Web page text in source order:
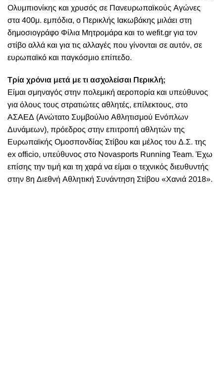
Ολυμπιονίκης και χρυσός σε Πανευρωπαϊκούς Αγώνες
στα 400μ. εμπόδια, ο Περικλής Ιακωβάκης μιλάει στη
δημοσιογράφο Φίλια Μητρομάρα και το wefit.gr για τον
στίβο αλλά και για τις αλλαγές που γίνονται σε αυτόν, σε
ευρωπαϊκό και παγκόσμιο επίπεδο.
Τρία χρόνια μετά με τι ασχολείσαι Περικλή;
Είμαι σμηναγός στην πολεμική αεροπορία και υπεύθυνος
για όλους τους στρατιώτες αθλητές, επίλεκτους, στο
ΑΣΑΕΔ (Ανώτατο Συμβούλιο Αθλητισμού Ενόπλων
Δυνάμεων), πρόεδρος στην επιτροπή αθλητών της
Ευρωπαϊκής Ομοσπονδίας Στίβου και μέλος του Δ.Σ. της
ex officio, υπεύθυνος στο Novasports Running Team. Έχω
επίσης την τιμή και τη χαρά να είμαι ο τεχνικός διευθυντής
στην 8η Διεθνή Αθλητική Συνάντηση Στίβου «Χανιά 2018».